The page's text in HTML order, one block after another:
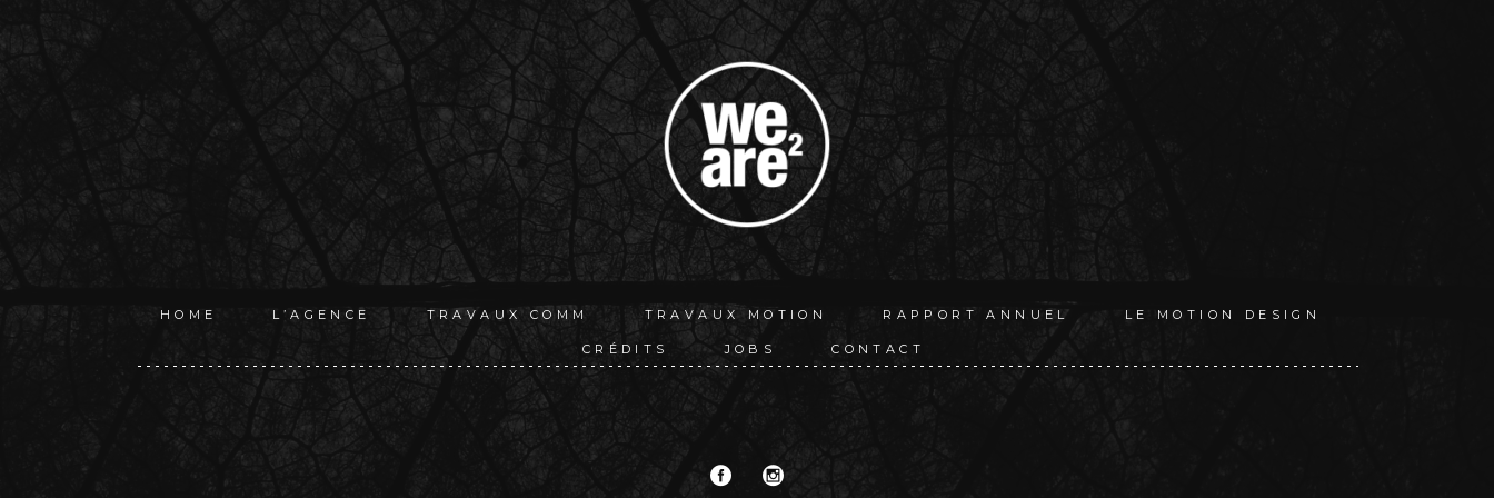
HOME L’AGENCE TRAVAUX COMM TRAVAUX MOTION RAPPORT ANNUEL LE MOTION DESIGN
CRÉDITS JOBS CONTACT